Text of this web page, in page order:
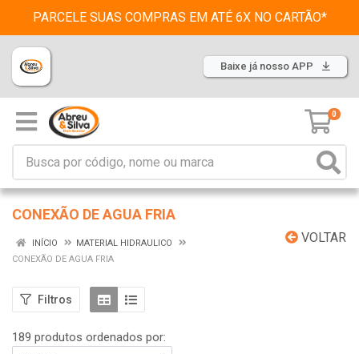
PARCELE SUAS COMPRAS EM ATÉ 6X NO CARTÃO*
Baixe já nosso APP
0
CONEXÃO DE AGUA FRIA
VOLTAR
INÍCIO
MATERIAL HIDRAULICO
CONEXÃO DE AGUA FRIA
Filtros
189 produtos ordenados por: